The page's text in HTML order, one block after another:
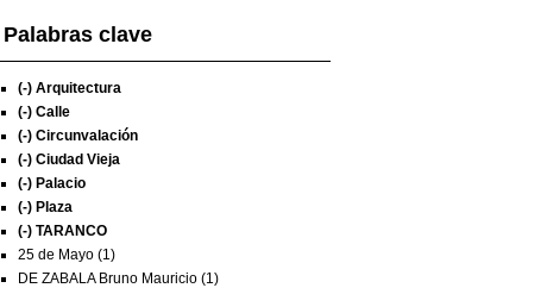
Palabras clave
(-) Arquitectura
(-) Calle
(-) Circunvalación
(-) Ciudad Vieja
(-) Palacio
(-) Plaza
(-) TARANCO
25 de Mayo (1)
DE ZABALA Bruno Mauricio (1)